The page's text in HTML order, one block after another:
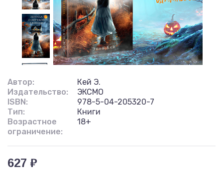
Автор:
Кей Э.
Издательство:
ЭКСМО
ISBN:
978-5-04-205320-7
Тип:
Книги
Возрастное
ограничение:
18+
627 ₽